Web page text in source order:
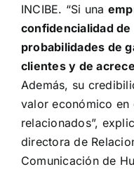
INCIBE. “Si una
confidencialidad
probabilidades de
clientes y de
Además, su
valor económico en
relacionados”,
directora de
Comunicación de